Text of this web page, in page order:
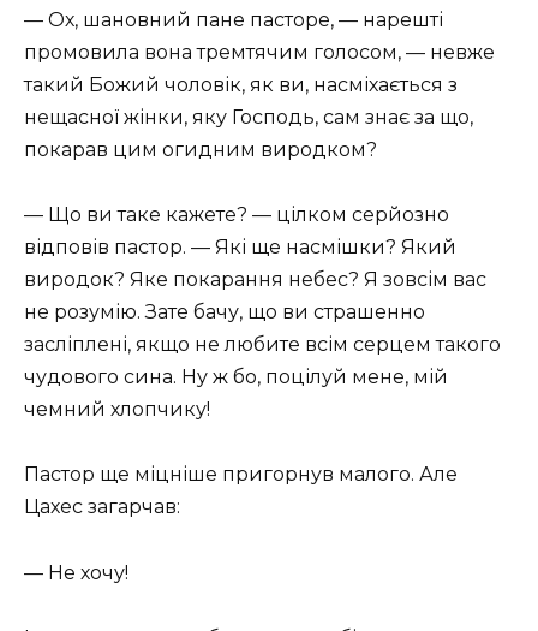
— Ох, шановний пане пасторе, — нарешті
промовила вона тремтячим голосом, — невже
такий Божий чоловік, як ви, насміхається з
нещасної жінки, яку Господь, сам знає за що,
покарав цим огидним виродком?
— Що ви таке кажете? — цілком серйозно
відповів пастор. — Які ще насмішки? Який
виродок? Яке покарання небес? Я зовсім вас
не розумію. Зате бачу, що ви страшенно
засліплені, якщо не любите всім серцем такого
чудового сина. Ну ж бо, поцілуй мене, мій
чемний хлопчику!
Пастор ще міцніше пригорнув малого. Але
Цахес загарчав:
— Не хочу!